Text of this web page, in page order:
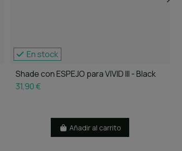
En stock
Shade con ESPEJO para VIVID III - Black
31,90 €
Añadir al carrito